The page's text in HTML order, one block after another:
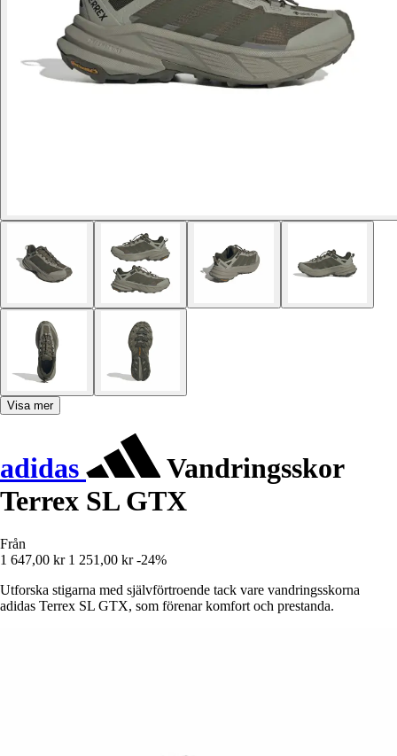
Visa mer
adidas
Vandringsskor
Terrex SL GTX
Från
1 647,00 kr 1 251,00 kr -24%
Utforska stigarna med självförtroende tack vare vandringsskorna
adidas Terrex SL GTX, som förenar komfort och prestanda.